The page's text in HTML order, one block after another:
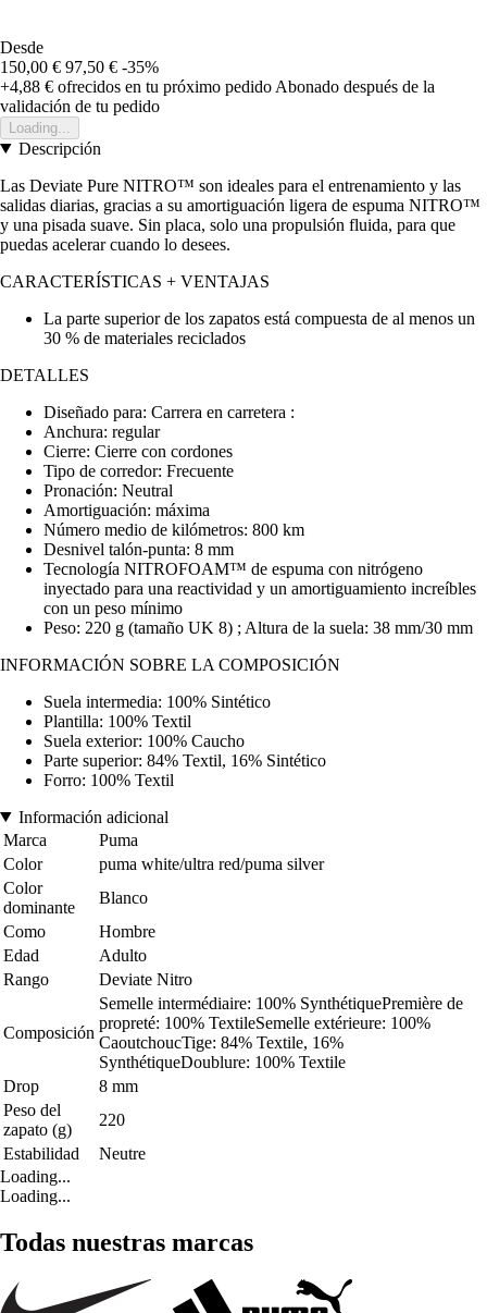
Desde
150,00 € 97,50 € -35%
+4,88 € ofrecidos en tu próximo pedido Abonado después de la
validación de tu pedido
Loading...
Descripción
Las Deviate Pure NITRO™ son ideales para el entrenamiento y las
salidas diarias, gracias a su amortiguación ligera de espuma NITRO™
y una pisada suave. Sin placa, solo una propulsión fluida, para que
puedas acelerar cuando lo desees.
CARACTERÍSTICAS + VENTAJAS
La parte superior de los zapatos está compuesta de al menos un
30 % de materiales reciclados
DETALLES
Diseñado para: Carrera en carretera :
Anchura: regular
Cierre: Cierre con cordones
Tipo de corredor: Frecuente
Pronación: Neutral
Amortiguación: máxima
Número medio de kilómetros: 800 km
Desnivel talón-punta: 8 mm
Tecnología NITROFOAM™ de espuma con nitrógeno
inyectado para una reactividad y un amortiguamiento increíbles
con un peso mínimo
Peso: 220 g (tamaño UK 8) ; Altura de la suela: 38 mm/30 mm
INFORMACIÓN SOBRE LA COMPOSICIÓN
Suela intermedia: 100% Sintético
Plantilla: 100% Textil
Suela exterior: 100% Caucho
Parte superior: 84% Textil, 16% Sintético
Forro: 100% Textil
Información adicional
Marca
Puma
Color
puma white/ultra red/puma silver
Color
dominante
Blanco
Como
Hombre
Edad
Adulto
Rango
Deviate Nitro
Composición
Semelle intermédiaire: 100% SynthétiquePremière de
propreté: 100% TextileSemelle extérieure: 100%
CaoutchoucTige: 84% Textile, 16%
SynthétiqueDoublure: 100% Textile
Drop
8 mm
Peso del
zapato (g)
220
Estabilidad
Neutre
Loading...
Loading...
Todas nuestras marcas